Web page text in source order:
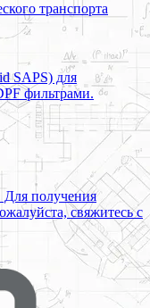
транспорта
SAPS) для
фильтрами.
Для получения
свяжитесь с